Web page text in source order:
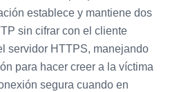
establece y mantiene dos
sin cifrar con el cliente
servidor HTTPS, manejando
para hacer creer a la víctima
segura cuando en